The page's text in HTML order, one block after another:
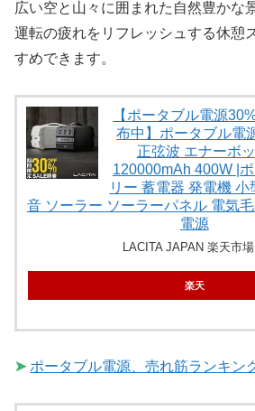
広い空と山々に囲まれた自然豊かな
運転の疲れをリフレッシュする休憩
すめできます。
【ポータブル電源
布中】ポータブル電
正弦波 エナーボ
120000mAh 400W |
リー 蓄電器 発電機
音 ソーラー ソーラーパネル 電気
電源
LACITA JAPAN 楽天市
楽天
➤ ポータブル電源、売れ筋ランキン